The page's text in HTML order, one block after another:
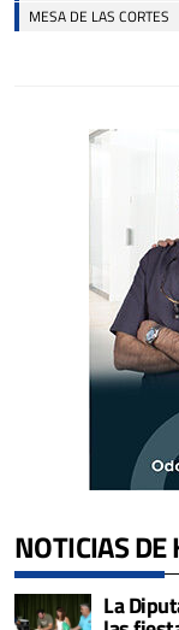
MESA DE LAS CORTES
NOTICIAS DE
La